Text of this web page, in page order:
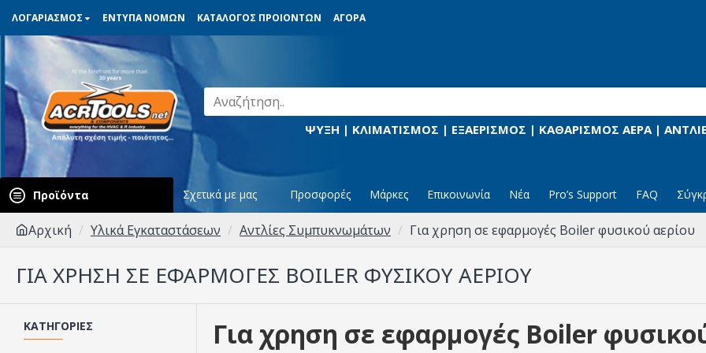
ΛΟΓΑΡΙΑΣΜΟΣ ΕΝΤΥΠΑ ΝΟΜΩΝ ΚΑΤΑΛΟΓΟΣ ΠΡΟΙΟΝΤΩΝ ΑΓΟΡΑ
ΨΥΞΗ | ΚΛΙΜΑΤΙΣΜΟΣ | ΕΞΑΕΡΙΣΜΟΣ | ΚΑΘΑΡΙΣΜΟΣ ΑΕΡΑ |
Προϊόντα Σχετικά με μας Προσφορές Μάρκες Επικοινωνία Νέα Pro’s Support FAQ
Αρχική Υλικά Εγκαταστάσεων Αντλίες Συμπυκνωμάτων Για χρηση σε εφαρμογές Boiler φυσικού αερίου
ΓΙΑ ΧΡΗΣΗ ΣΕ ΕΦΑΡΜΟΓΈΣ BOILER ΦΥΣΙΚΟΎ ΑΕΡΊΟΥ
ΚΑΤΗΓΟΡΊΕΣ Για χρηση σε εφαρμογές Boiler